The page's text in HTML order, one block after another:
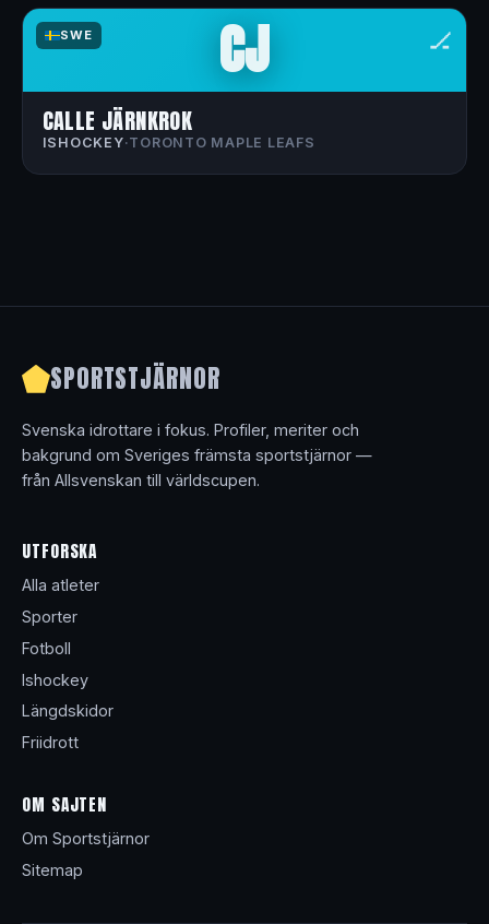
SWE 🏒
CJ
CALLE JÄRNKROK
ISHOCKEY·TORONTO MAPLE LEAFS
SPORTSTJÄRNOR
Svenska idrottare i fokus. Profiler, meriter och
bakgrund om Sveriges främsta sportstjärnor —
från Allsvenskan till världscupen.
UTFORSKA
Alla atleter
Sporter
Fotboll
Ishockey
Längdskidor
Friidrott
OM SAJTEN
Om Sportstjärnor
Sitemap